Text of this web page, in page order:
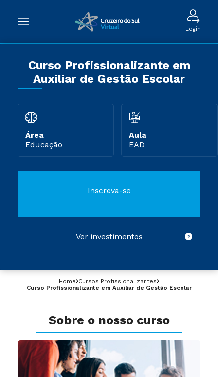
Login
Home Cursos Profissionalizantes
Curso Profissionalizante em Auxiliar de Gestão Escolar
Sobre o nosso curso
Curso Profissionalizante em
Auxiliar de Gestão Escolar
Área
Educação
Aula
EAD
Inscreva-se
Ver investimentos ?